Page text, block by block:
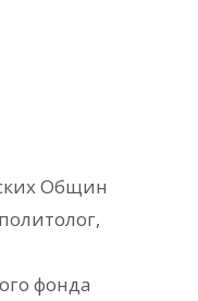
Общин
фонда